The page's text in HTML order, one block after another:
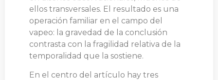
ellos transversales. El resultado es una
operación familiar en el campo del
vapeo: la gravedad de la conclusión
contrasta con la fragilidad relativa de la
temporalidad que la sostiene.
En el centro del artículo hay tres